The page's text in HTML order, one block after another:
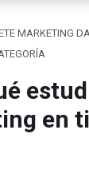
MARKETING
en